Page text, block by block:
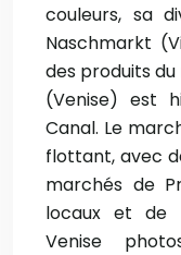
couleurs, sa
Naschmarkt
des produits
(Venise) est
Canal. Le
flottant, avec
marchés de
locaux et de
Venise